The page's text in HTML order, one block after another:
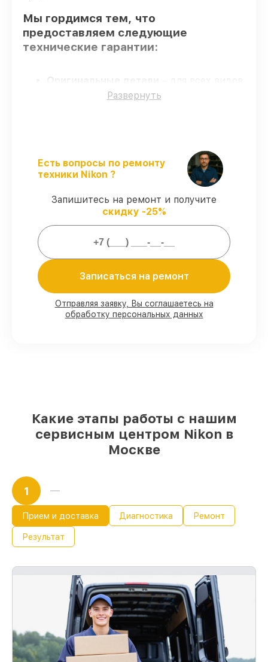
Мы гордимся тем, что
предоставляем следующие
технические гарантии:
Оригинальные детали
сервиса применяются исключительно
подтверждает их уровень мастерства.
Выполнение работ вовремя
–
гарантируем завершение работ без
Гарантийное обслуживание–
предоставляем официальное
гарантийное сопровождение после
Мы гарантируем:
80%работ с возможностью наблюдения
90%комплектующих для объективов
Развернуть
Есть вопросы по ремонту
техники Nikon ?
Запишитесь на ремонт и получите
скидку -25%
Записаться на ремонт
Отправляя заявку, Вы соглашаетесь на
обработку персональных данных
Какие этапы работы с нашим
сервисным центром Nikon в
Москве
1
Прием и доставка Диагностика Ремонт
Результат